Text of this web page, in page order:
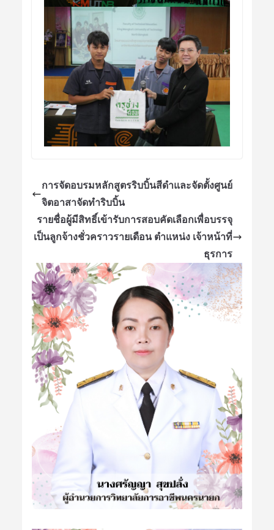
การจัดอบรมหลักสูตรริบบิ้นสีดำและจัดตั้งศูนย์
จิตอาสาจัดทำริบบิ้น
รายชื่อผู้มีสิทธิ์เข้ารับการสอบคัดเลือกเพื่อบรรจุ
เป็นลูกจ้างชั่วคราวรายเดือน ตำแหน่ง เจ้าหน้าที่
ธุรการ